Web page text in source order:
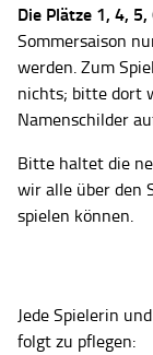
Die Plätze 1, 4,
Sommersaison
werden. Zum
nichts; bitte dort
Namenschilder
Bitte haltet die
wir alle über den
spielen können.
Jede Spielerin
folgt zu pflegen: